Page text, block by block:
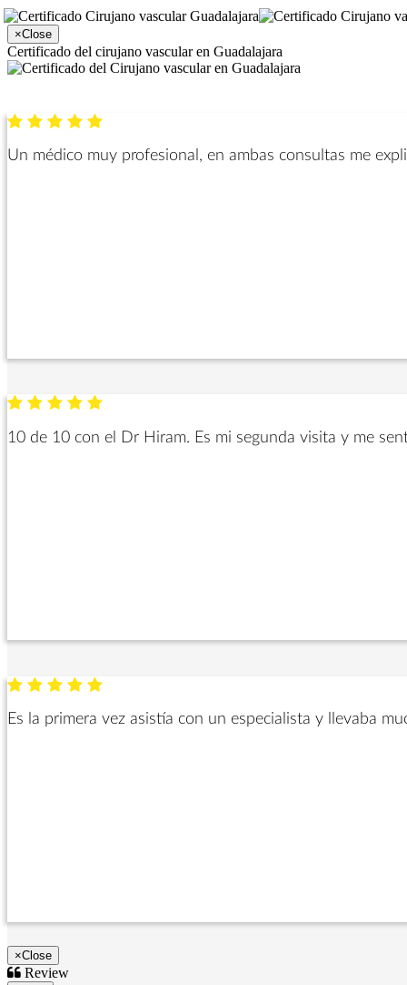
×Close
Certificado del cirujano vascular en Guadalajara
Un médico muy profesional, en ambas consultas me
10 de 10 con el Dr Hiram. Es mi segunda visita y me
Es la primera vez asistía con un especialista y llevaba
×Close
Review